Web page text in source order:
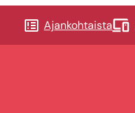
Ajankohtaista